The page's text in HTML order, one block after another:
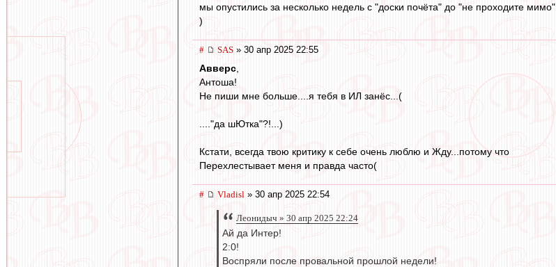
мы опустились за несколько недель с "доски почёта" до "не проходите мимо".
)
# SAS » 30 апр 2025 22:55
Авверс
Антоша!
Не пиши мне больше....я тебя в ИЛ занёс...(
...."да шЮтка"?!...)
Кстати, всегда твою критику к себе очень люблю и Жду...потому что
Перехлестывает меня и правда часто(
# Vladisl » 30 апр 2025 22:54
Леонидыч » 30 апр 2025 22:24
Ай да Интер!
2:0!
Воспряли после провальной прошлой недели!